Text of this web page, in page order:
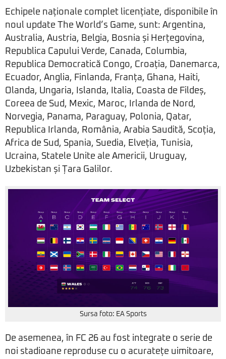
Echipele naționale complet licențiate, disponibile în
noul update The World’s Game, sunt: Argentina,
Australia, Austria, Belgia, Bosnia și Herțegovina,
Republica Capului Verde, Canada, Columbia,
Republica Democratică Congo, Croația, Danemarca,
Ecuador, Anglia, Finlanda, Franța, Ghana, Haiti,
Olanda, Ungaria, Islanda, Italia, Coasta de Fildeș,
Coreea de Sud, Mexic, Maroc, Irlanda de Nord,
Norvegia, Panama, Paraguay, Polonia, Qatar,
Republica Irlanda, România, Arabia Saudită, Scoția,
Africa de Sud, Spania, Suedia, Elveția, Tunisia,
Ucraina, Statele Unite ale Americii, Uruguay,
Uzbekistan și Țara Galilor.
Sursa foto: EA Sports
De asemenea, în FC 26 au fost integrate o serie de
noi stadioane reproduse cu o acuratețe uimitoare,